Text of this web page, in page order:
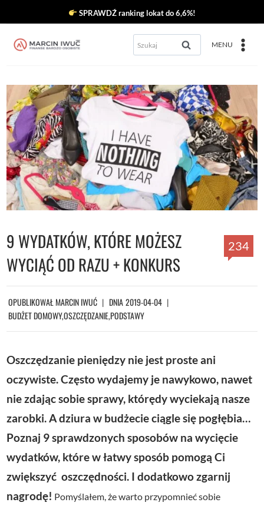
treści
SPRAWDŹ ranking lokat do 6,6%!
Szukaj: MENU
9 WYDATKÓW, KTÓRE MOŻESZ
WYCIĄĆ OD RAZU + KONKURS
234
OPUBLIKOWAŁ MARCIN IWUĆ DNIA2019-04-04
BUDŻET DOMOWY,OSZCZĘDZANIE,PODSTAWY
Oszczędzanie pieniędzy nie jest proste ani
oczywiste. Często wydajemy je nawykowo, nawet
nie zdając sobie sprawy, którędy wyciekają nasze
zarobki. A dziura w budżecie ciągle się pogłębia…
Poznaj 9 sprawdzonych sposobów na wycięcie
wydatków, które w łatwy sposób pomogą Ci
zwiększyć oszczędności. I dodatkowo zgarnij
nagrodę! Pomyślałem, że warto przypomnieć sobie